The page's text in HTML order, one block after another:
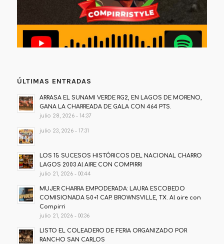
ÚLTIMAS ENTRADAS
ARRASA EL SUNAMI VERDE RG2, EN LAGOS DE MORENO,
GANA LA CHARREADA DE GALA CON 464 PTS.
julio 28, 2026 - 14:37
julio 23, 2026 - 17:31
LOS 15 SUCESOS HISTÓRICOS DEL NACIONAL CHARRO
LAGOS 2003 Al AIRE CON COMPIRRI
julio 21, 2026 - 00:44
MUJER CHARRA EMPODERADA: LAURA ESCOBEDO
COMISIONADA 50+1 CAP. BROWNSVILLE, TX. Al aire con
Compirri
julio 21, 2026 - 00:36
LISTO EL COLEADERO DE FERIA ORGANIZADO POR
RANCHO SAN CARLOS